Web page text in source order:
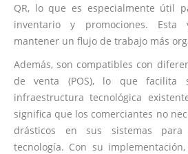
QR, lo que es especialmente útil
inventario y promociones. Esta
mantener un flujo de trabajo más
Además, son compatibles con
de venta (POS), lo que facilita
infraestructura tecnológica
significa que los comerciantes no
drásticos en sus sistemas
tecnología. Con su